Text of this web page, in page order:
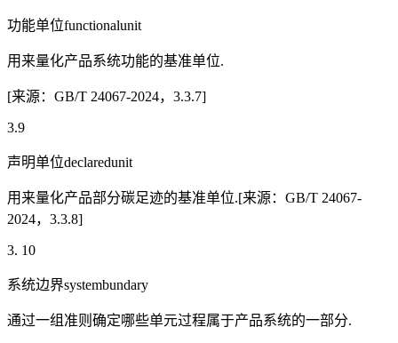
功能单位functionalunit
用来量化产品系统功能的基准单位.
[来源：GB/T 24067-2024，3.3.7]
3.9
声明单位declaredunit
用来量化产品部分碳足迹的基准单位.[来源：GB/T 24067-
2024，3.3.8]
3. 10
系统边界systembundary
通过一组准则确定哪些单元过程属于产品系统的一部分.